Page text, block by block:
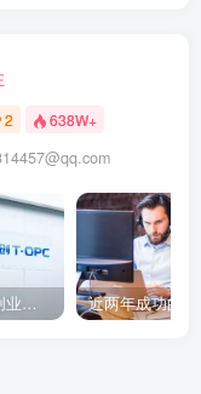
2 638W+
大一新生OPC创业，实现月入过万